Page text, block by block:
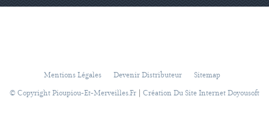
Mentions Légales Devenir Distributeur
Sitemap
© Copyright Pioupiou-Et-Merveilles.fr
Création Du Site Internet Doyousoft